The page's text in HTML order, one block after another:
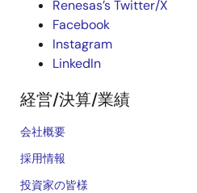
Renesas’s Twitter/X
Facebook
Instagram
LinkedIn
経営/決算/業績
会社概要
採用情報
投資家の皆様